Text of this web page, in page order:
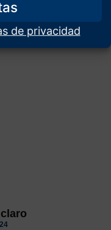
de privacidad